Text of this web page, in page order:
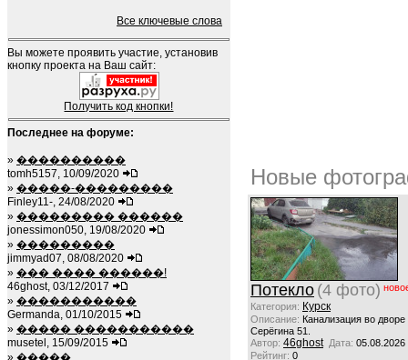
Все ключевые слова
Вы можете проявить участие, установив
кнопку проекта на Ваш сайт:
Получить код кнопки!
Последнее на форуме:
» ����������
tomh5157, 10/09/2020
» �����-���������
Finley11-, 24/08/2020
» ��������� ������
jonessimon050, 19/08/2020
» ���������
jimmyad07, 08/08/2020
» ��� ���� ������!
46ghost, 03/12/2017
» �����������
Germanda, 01/10/2015
» ����� �����������
musetel, 15/09/2015
» �����
Новые
Потекло (4 фото)
Категория: Курск
Описание: Канализация во
Серёгина 51.
Автор: 46ghost Дата: 05.08.2026
Рейтинг: 0